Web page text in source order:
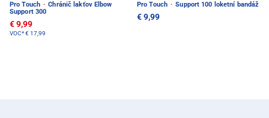
Pro Touch · Chránič lakťov Elbow
Support 300
€ 9,99
VOC*€ 17,99
Pro Touch · Support 100 loketní bandáž
€ 9,99